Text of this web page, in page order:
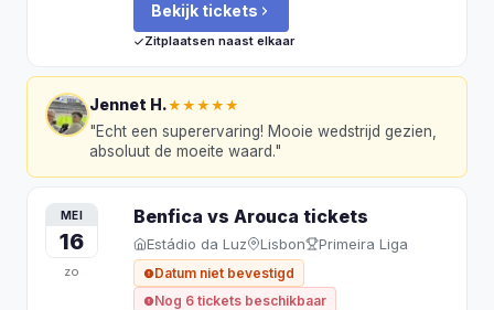
Bekijk tickets
Zitplaatsen naast elkaar
Jennet H.★★★★★
"Echt een superervaring! Mooie wedstrijd gezien,
absoluut de moeite waard."
MEI
16
zo
Benfica vs Arouca tickets
Estádio da Luz Lisbon Primeira Liga
Datum niet bevestigd
Nog 6 tickets beschikbaar